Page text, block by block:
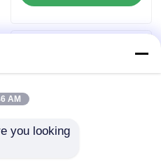
Driver W / Fout
AM
you looking